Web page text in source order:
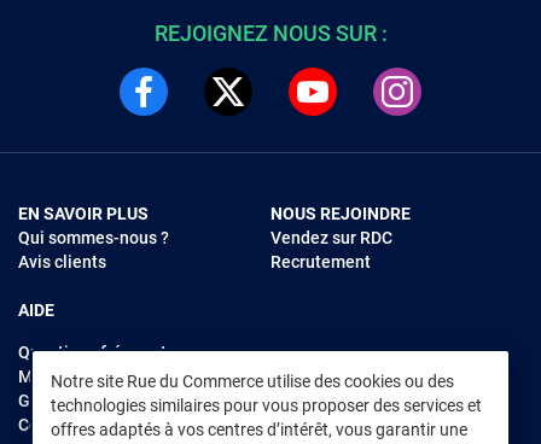
REJOIGNEZ NOUS SUR :
EN SAVOIR PLUS
Qui sommes-nous ?
Avis clients
AIDE
Questions fréquentes
Modes de règlements
Garantie et retours
Contacter Rue du Commerce
NOUS REJOINDRE
Vendez sur RDC
Recrutement
Notre site Rue du Commerce utilise des cookies ou des
technologies similaires pour vous proposer des services et
offres adaptés à vos centres d’intérêt, vous garantir une